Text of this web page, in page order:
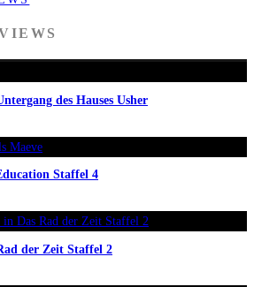
des Hauses Usher
Staffel 4
der Zeit Staffel 2